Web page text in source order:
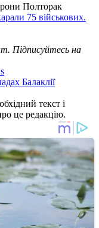
Полторак
75 військових.
Підписуйтесь на
Балаклії
текст і
це редакцію.